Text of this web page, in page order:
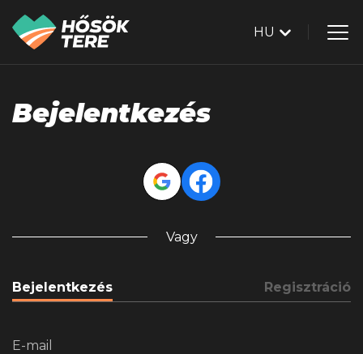
HU
Bejelentkezés
Vagy
Bejelentkezés Regisztráció
E-mail